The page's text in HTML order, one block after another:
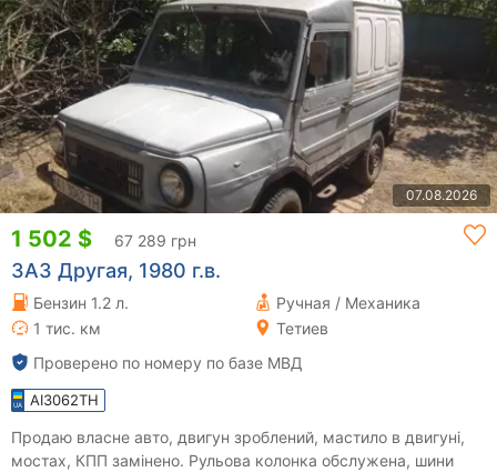
07.08.2026
1 502 $ 67 289 грн
ЗАЗ Другая, 1980 г.в.
Бензин 1.2 л.
Ручная / Механика
1 тис. км
Тетиев
Проверено по номеру по базе МВД
AI3062TH
Продаю власне авто, двигун зроблений, мастило в двигуні,
мостах, КПП замінено. Рульова колонка обслужена, шини